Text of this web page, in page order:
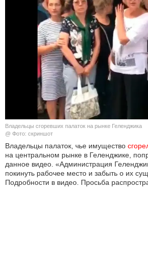
В МИРЕ
ОБЩЕСТВО
КУЛЬТУРА
СПОРТ
АВТО И МОТО
ЭГОИЗМ
Владельцы сгоревших палаток на рынке Геленджика
@ Фото: скриншот
Владельцы палаток, чье имущество
на центральном рынке в Геленджике,
данное видео. «Администрация
покинуть рабочее место и забыть о их
Подробности в видео. Просьба